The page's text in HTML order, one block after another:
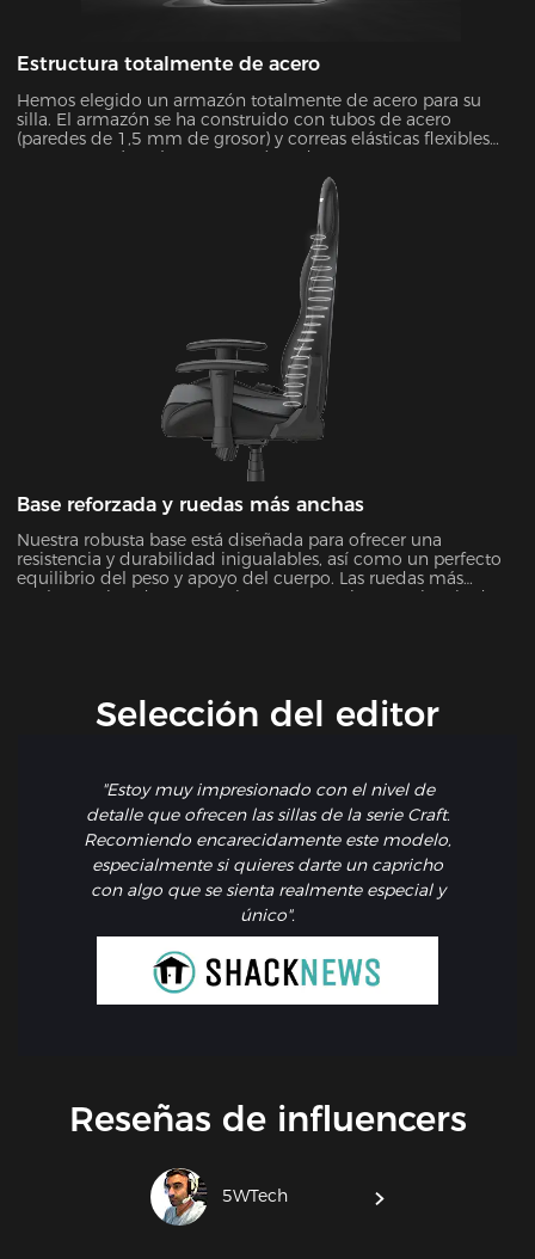
Estructura totalmente de acero
Hemos elegido un armazón totalmente de acero para su
silla. El armazón se ha construido con tubos de acero
(paredes de 1,5 mm de grosor) y correas elásticas flexibles
para que estés más seguro y cómodo que nunca.
Base reforzada y ruedas más anchas
Nuestra robusta base está diseñada para ofrecer una
resistencia y durabilidad inigualables, así como un perfecto
equilibrio del peso y apoyo del cuerpo. Las ruedas más
anchas mejoradas proporcionan una mejor experiencia de
Selección del editor
"Estoy muy impresionado con el nivel de
detalle que ofrecen las sillas de la serie Craft.
Recomiendo encarecidamente este modelo,
especialmente si quieres darte un capricho
con algo que se sienta realmente especial y
único".
Reseñas de influencers
5WTech